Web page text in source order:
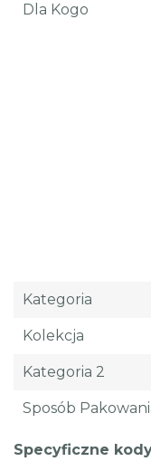
Dla Kogo
Kategoria
Kolekcja
Kategoria 2
Sposób
Specyficzne